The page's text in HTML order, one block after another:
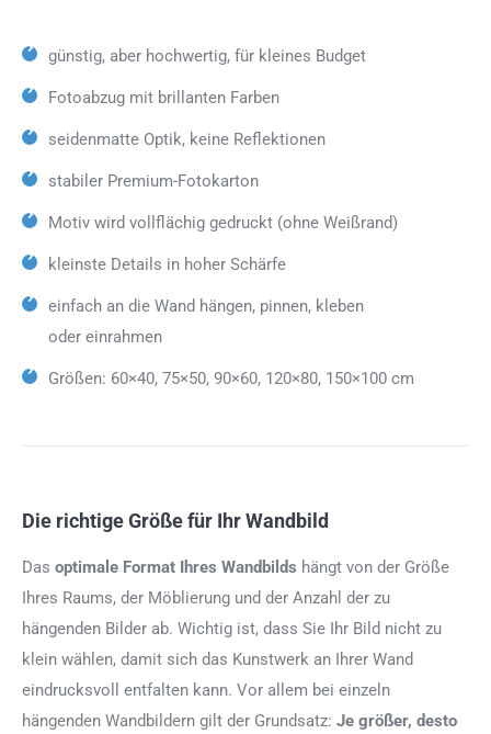
günstig, aber hochwertig, für kleines Budget
Fotoabzug mit brillanten Farben
seidenmatte Optik, keine Reflektionen
stabiler Premium-Fotokarton
Motiv wird vollflächig gedruckt (ohne Weißrand)
kleinste Details in hoher Schärfe
einfach an die Wand hängen, pinnen, kleben
oder einrahmen
Größen: 60×40, 75×50, 90×60, 120×80, 150×100 cm
Die richtige Größe für Ihr Wandbild
Das optimale Format Ihres Wandbilds hängt von der Größe
Ihres Raums, der Möblierung und der Anzahl der zu
hängenden Bilder ab. Wichtig ist, dass Sie Ihr Bild nicht zu
klein wählen, damit sich das Kunstwerk an Ihrer Wand
eindrucksvoll entfalten kann. Vor allem bei einzeln
hängenden Wandbildern gilt der Grundsatz: Je größer, desto